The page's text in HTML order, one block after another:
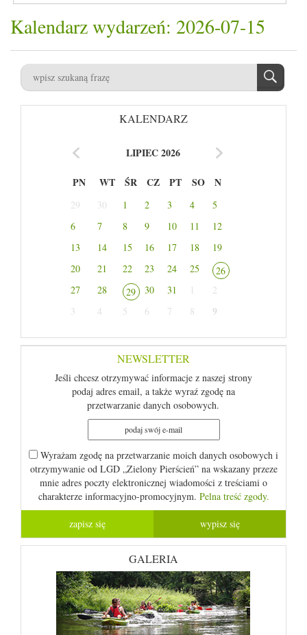
Kalendarz wydarzeń: 2026-07-15
KALENDARZ
LIPIEC 2026
PN WT ŚR CZ PT SO N
29 30 1 2 3 4
5
6
7 8 9 10 11
12
13
14 15 16 17 18
19
20
21 22 23 24 25
26
27
28 29 30 31 1
2
3
4 5 6 7 8 9
NEWSLETTER
Jeśli chcesz otrzymywać informacje z naszej strony
podaj adres email, a także wyraź zgodę na
przetwarzanie danych osobowych.
Wyrażam zgodę na przetwarzanie moich danych osobowych i
otrzymywanie od LGD „Zielony Pierścień” na wskazany przeze
mnie adres poczty elektronicznej wiadomości z treściami o
charakterze informacyjno-promocyjnym. Pelna treść zgody.
GALERIA